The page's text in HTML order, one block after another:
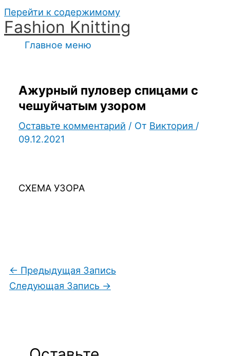
Перейти к содержимому
Fashion Knitting
Главное меню
Ажурный пуловер спицами с
чешуйчатым узором
Оставьте комментарий / От Виктория /
09.12.2021
СХЕМА УЗОРА
← Предыдущая Запись
Следующая Запись →